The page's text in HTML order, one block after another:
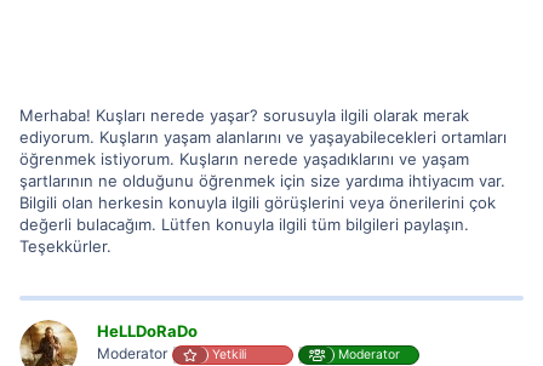
Merhaba! Kuşları nerede yaşar? sorusuyla ilgili olarak merak
ediyorum. Kuşların yaşam alanlarını ve yaşayabilecekleri ortamları
öğrenmek istiyorum. Kuşların nerede yaşadıklarını ve yaşam
şartlarının ne olduğunu öğrenmek için size yardıma ihtiyacım var.
Bilgili olan herkesin konuyla ilgili görüşlerini veya önerilerini çok
değerli bulacağım. Lütfen konuyla ilgili tüm bilgileri paylaşın.
Teşekkürler.
HeLLDoRaDo
Moderator Yetkili
Moderator